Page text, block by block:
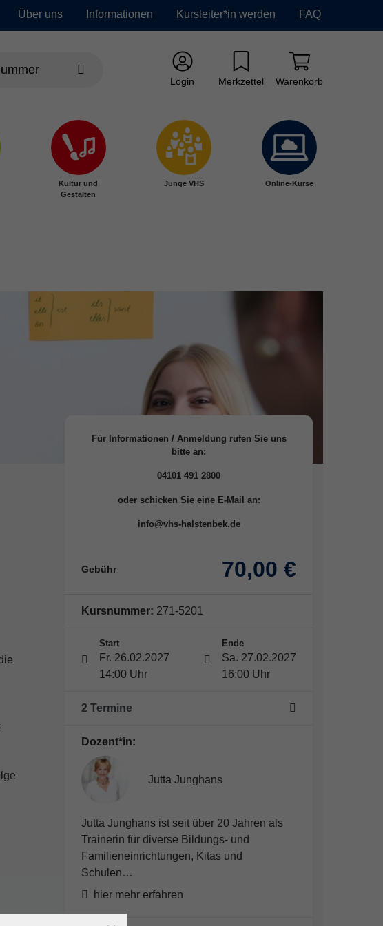
Über uns Informationen Kursleiter*in werden FAQ
Login Merkzettel Warenkorb
Kultur und
Gestalten
Junge VHS Online-Kurse
Für Informationen / Anmeldung rufen Sie uns
bitte an:
04101 491 2800
oder schicken Sie eine E-Mail an:
info@vhs-halstenbek.de
Gebühr 70,00 €
Kursnummer: 271-5201
Start
Fr. 26.02.2027
14:00 Uhr
Ende
Sa. 27.02.2027
16:00 Uhr
2 Termine
Dozent*in:
Jutta Junghans
Jutta Junghans ist seit über 20 Jahren als
Trainerin für diverse Bildungs- und
Familieneinrichtungen, Kitas und
Schulen…
hier mehr erfahren